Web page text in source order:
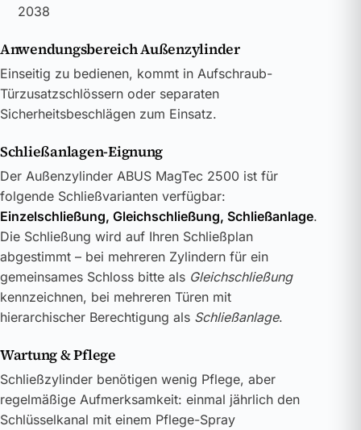
2038
Anwendungsbereich Außenzylinder
Einseitig zu bedienen, kommt in Aufschraub-
Türzusatzschlössern oder separaten
Sicherheitsbeschlägen zum Einsatz.
Schließanlagen-Eignung
Der Außenzylinder ABUS MagTec 2500 ist für
folgende Schließvarianten verfügbar:
Einzelschließung, Gleichschließung, Schließanlage.
Die Schließung wird auf Ihren Schließplan
abgestimmt – bei mehreren Zylindern für ein
gemeinsames Schloss bitte als Gleichschließung
kennzeichnen, bei mehreren Türen mit
hierarchischer Berechtigung als Schließanlage.
Wartung & Pflege
Schließzylinder benötigen wenig Pflege, aber
regelmäßige Aufmerksamkeit: einmal jährlich den
Schlüsselkanal mit einem Pflege-Spray